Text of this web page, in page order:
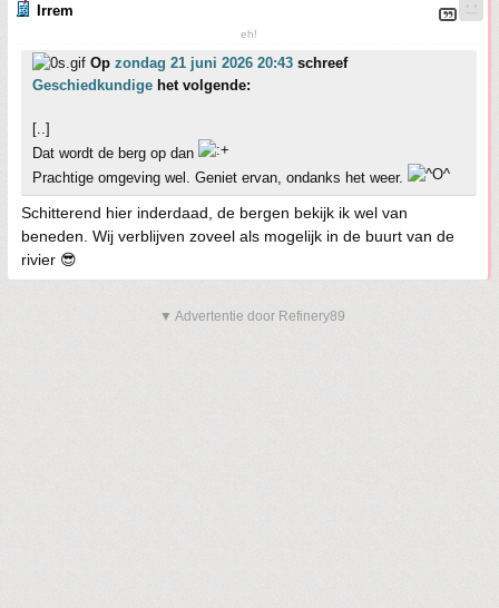
Irrem
eh!
Op zondag 21 juni 2026 20:43 schreef
Geschiedkundige het volgende:
[..]
Dat wordt de berg op dan
Prachtige omgeving wel. Geniet ervan, ondanks het weer.
Schitterend hier inderdaad, de bergen bekijk ik wel van
beneden. Wij verblijven zoveel als mogelijk in de buurt van de
rivier 😎
▼ Advertentie door Refinery89